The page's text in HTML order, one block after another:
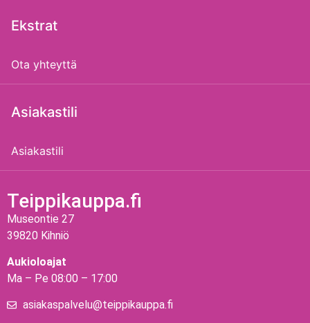
Ekstrat
Ota yhteyttä
Asiakastili
Asiakastili
Teippikauppa.fi
Museontie 27
39820 Kihniö
Aukioloajat
Ma – Pe 08:00 – 17:00
asiakaspalvelu@teippikauppa.fi